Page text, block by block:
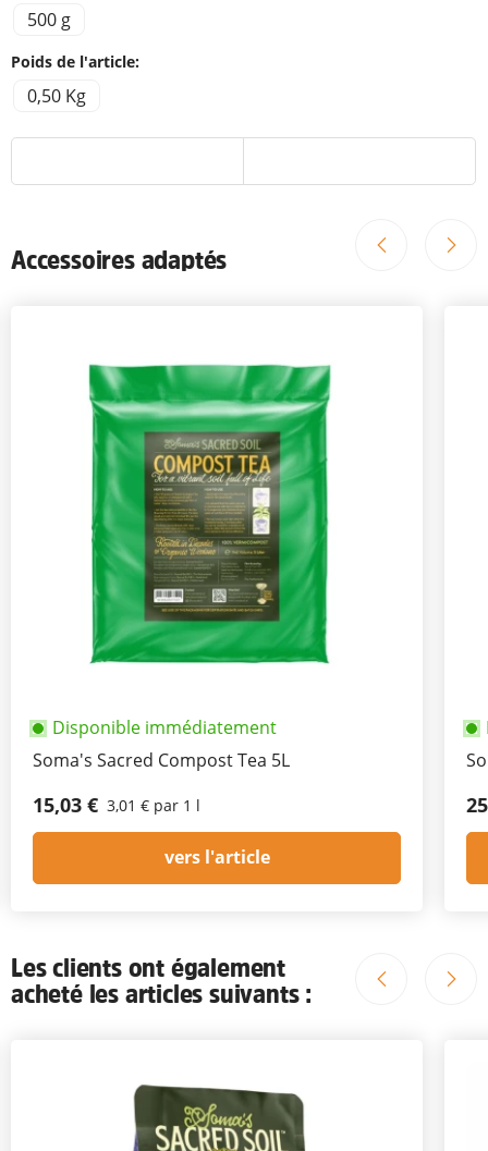
500 g
Poids de l'article:
0,50 Kg
Accessoires adaptés
Disponible immédiatement
Soma's Sacred Compost Tea 5L
15,03 € 3,01 € par 1 l
vers l'article
Les clients ont également
acheté les articles suivants :